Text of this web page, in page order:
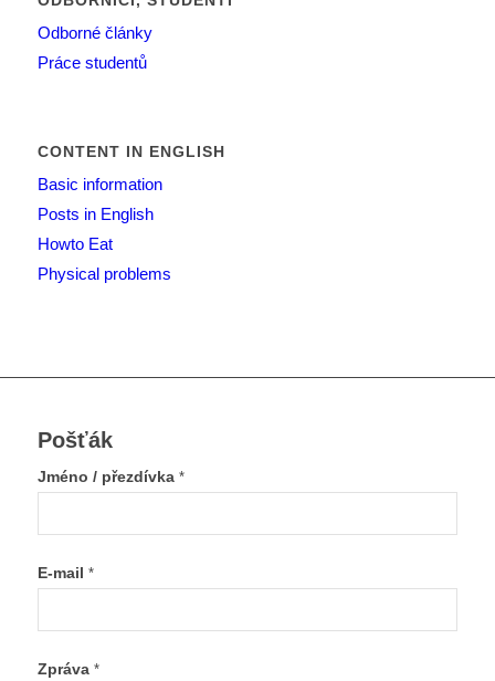
Odborné články
Práce studentů
CONTENT IN ENGLISH
Basic information
Posts in English
Howto Eat
Physical problems
Pošťák
Jméno / přezdívka *
E-mail *
Zpráva *